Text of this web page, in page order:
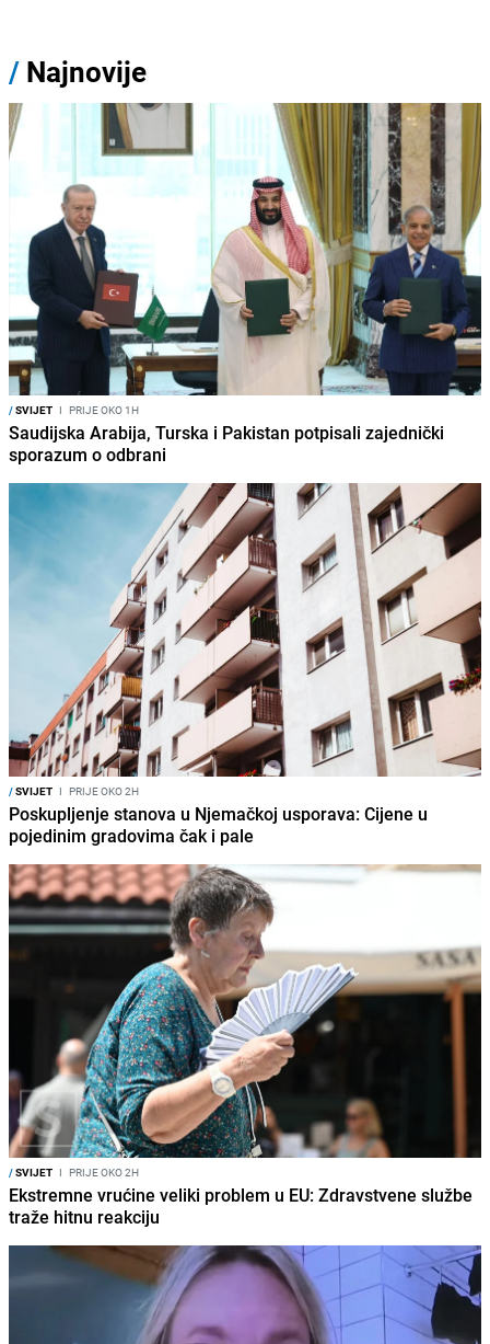
/ Najnovije
/SVIJET I PRIJE OKO 1H
Saudijska Arabija, Turska i Pakistan potpisali zajednički
sporazum o odbrani
/SVIJET I PRIJE OKO 2H
Poskupljenje stanova u Njemačkoj usporava: Cijene u
pojedinim gradovima čak i pale
/SVIJET I PRIJE OKO 2H
Ekstremne vrućine veliki problem u EU: Zdravstvene službe
traže hitnu reakciju